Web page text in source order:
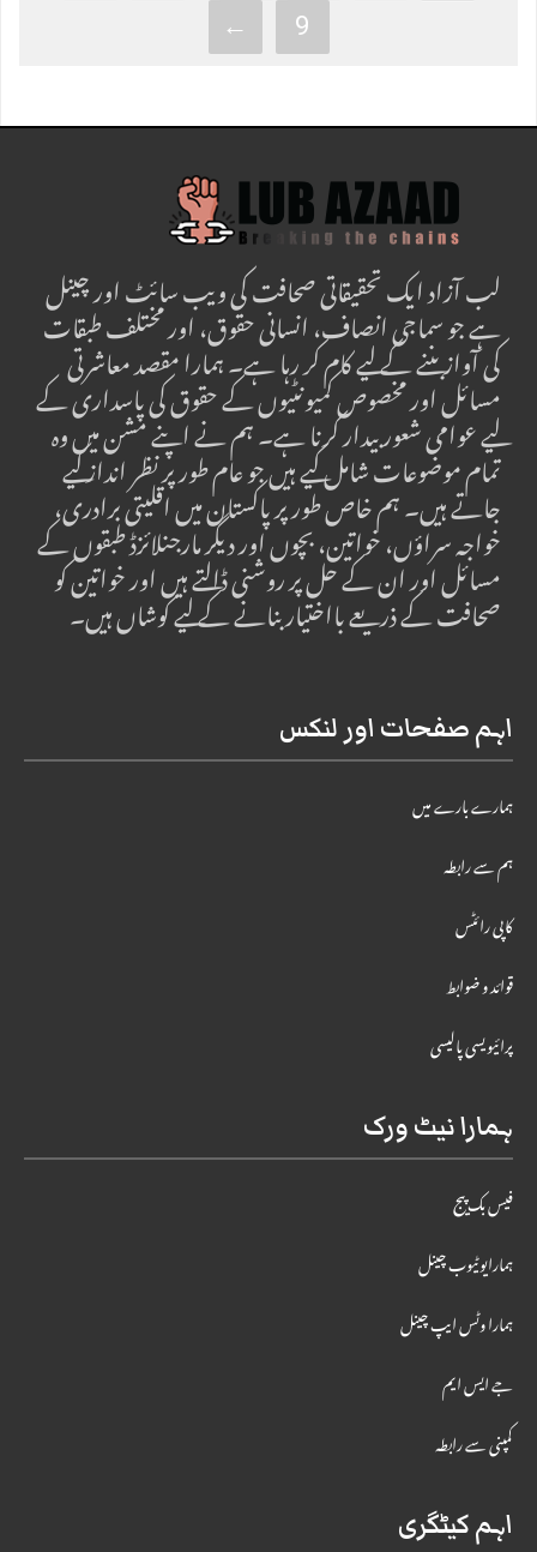
9
←
لب آزاد ایک تحقیقاتی صحافت کی ویب سائٹ اور چینل
ہے جو سماجی انصاف، انسانی حقوق، اور مختلف طبقات
کی آواز بننے کے لیے کام کر رہا ہے۔ ہمارا مقصد معاشرتی
مسائل اور مخصوص کمیونٹیوں کے حقوق کی پاسداری کے
لیے عوامی شعور بیدار کرنا ہے۔ ہم نے اپنے مشن میں وہ
تمام موضوعات شامل کیے ہیں جو عام طور پر نظر انداز کیے
جاتے ہیں۔ ہم خاص طور پر پاکستان میں اقلیتی برادری،
خواجہ سراؤں، خواتین، بچوں اور دیگر مارجنلائزڈ طبقوں کے
مسائل اور ان کے حل پر روشنی ڈالتے ہیں اور خواتین کو
صحافت کے ذریعے بااختیار بنانے کے لیے کوشاں ہیں۔
اہم صفحات اور لنکس
ہمارے بارے میں
ہم سے رابطہ
کاپی رائٹس
قوائد و ضوابط
پرائیویسی پالیسی
ہمارا نیٹ ورک
فیس بک پیج
ہمارایوٹیوب چینل
ہمارا وٹس ایپ چینل
جے ایس ایم
کمپنی سے رابطہ
اہم کیٹگری